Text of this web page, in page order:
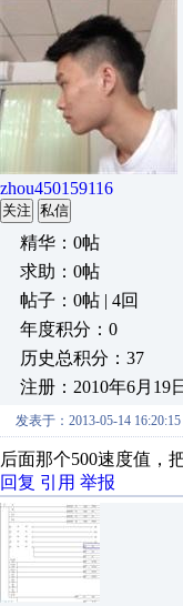
zhou450159116
关注 私信
精华：0帖
求助：0帖
帖子：0帖 | 4回
年度积分：0
历史总积分：37
注册：2010年6月19日
发表于：2013-05-14 16:20:15
后面那个500速度值，
回复 引用 举报